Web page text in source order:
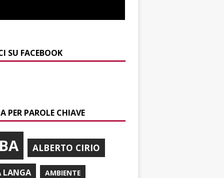
SU FACEBOOK
PER PAROLE CHIAVE
ALBERTO CIRIO
LANGA AMBIENTE